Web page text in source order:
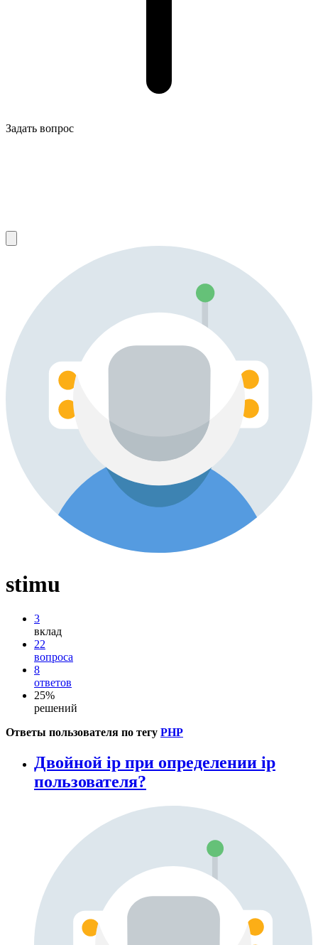
Задать вопрос
stimu
3
вклад
22
вопроса
8
ответов
25%
решений
Ответы пользователя по тегу PHP
Двойной ip при определении ip
пользователя?